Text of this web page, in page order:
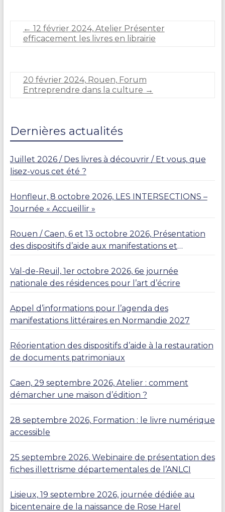
E
R
← 12 février 2024, Atelier Présenter
efficacement les livres en librairie
20 février 2024, Rouen, Forum
Entreprendre dans la culture →
Dernières actualités
Juillet 2026 / Des livres à découvrir / Et vous, que
lisez-vous cet été ?
Honfleur, 8 octobre 2026, LES INTERSECTIONS –
Journée « Accueillir »
Rouen / Caen, 6 et 13 octobre 2026, Présentation
des dispositifs d’aide aux manifestations et
Val-de-Reuil, 1er octobre 2026, 6e journée
nationale des résidences pour l’art d’écrire
Appel d’informations pour l’agenda des
manifestations littéraires en Normandie 2027
Réorientation des dispositifs d’aide à la restauration
de documents patrimoniaux
Caen, 29 septembre 2026, Atelier : comment
démarcher une maison d’édition ?
28 septembre 2026, Formation : le livre numérique
accessible
25 septembre 2026, Webinaire de présentation des
fiches illettrisme départementales de l’ANLCI
Lisieux, 19 septembre 2026, journée dédiée au
bicentenaire de la naissance de Rose Harel